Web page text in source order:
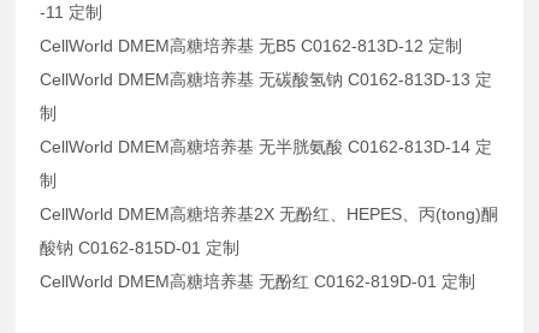
-11 定制
CellWorld DMEM高糖培养基 无B5 C0162-813D-12 定制
CellWorld DMEM高糖培养基 无碳酸氢钠 C0162-813D-13 定
制
CellWorld DMEM高糖培养基 无半胱氨酸 C0162-813D-14 定
制
CellWorld DMEM高糖培养基2X 无酚红、HEPES、丙(tong)酮
酸钠 C0162-815D-01 定制
CellWorld DMEM高糖培养基 无酚红 C0162-819D-01 定制